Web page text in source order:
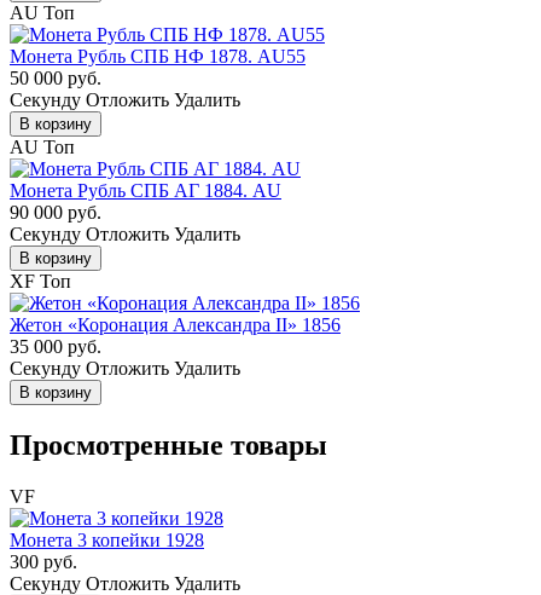
AU Топ
Монета Рубль СПБ НФ 1878. AU55
50 000 руб.
Cекунду Отложить Удалить
В корзину
AU Топ
Монета Рубль СПБ АГ 1884. AU
90 000 руб.
Cекунду Отложить Удалить
В корзину
XF Топ
Жетон «Коронация Александра II» 1856
35 000 руб.
Cекунду Отложить Удалить
В корзину
Просмотренные товары
VF
Монета 3 копейки 1928
300 руб.
Cекунду Отложить Удалить